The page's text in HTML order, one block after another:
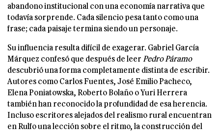
abandono institucional con una economía narrativa que
todavía sorprende. Cada silencio pesa tanto como una
frase; cada paisaje termina siendo un personaje.
Su influencia resulta difícil de exagerar. Gabriel García
Márquez confesó que después de leer Pedro Páramo
descubrió una forma completamente distinta de escribir.
Autores como Carlos Fuentes, José Emilio Pacheco,
Elena Poniatowska, Roberto Bolaño o Yuri Herrera
también han reconocido la profundidad de esa herencia.
Incluso escritores alejados del realismo rural encuentran
en Rulfo una lección sobre el ritmo, la construcción del